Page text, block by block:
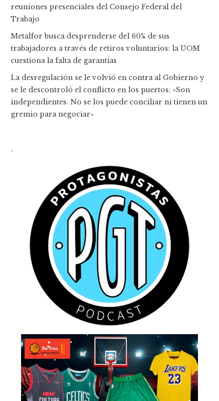
reuniones presenciales del Consejo Federal del
Trabajo
Metalfor busca desprenderse del 60% de sus
trabajadores a través de retiros voluntarios: la UOM
cuestiona la falta de garantías
La desregulación se le volvió en contra al Gobierno y
se le descontroló el conflicto en los puertos: «Son
independientes. No se los puede conciliar ni tienen un
gremio para negociar»
-